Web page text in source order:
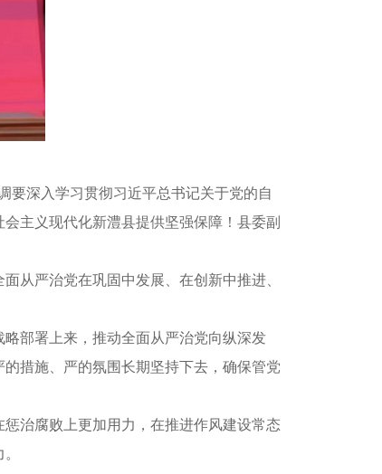
要深入学习贯彻习近平总书记关于党的自
主义现代化新澧县提供坚强保障！县委副
从严治党在巩固中发展、在创新中推进、
部署上来，推动全面从严治党向纵深发
措施、严的氛围长期坚持下去，确保管党
治腐败上更加用力，在推进作风建设常态